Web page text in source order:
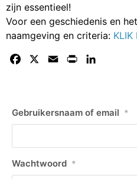
zijn essentieel!
Voor een geschiedenis en
naamgeving en criteria: KLIK
Facebook Email Print
Gebruikersnaam of email *
Wachtwoord *